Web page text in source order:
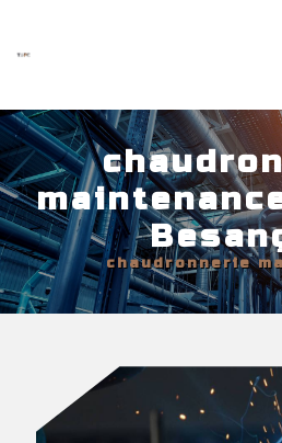
chaudronnerie